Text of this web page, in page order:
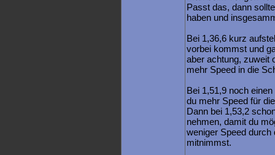
Passt das, dann
haben und
Bei 1,36,6 kurz
vorbei kommst und
aber achtung, zuweit
mehr Speed in die
Bei 1,51,9 noch
du mehr Speed für
Dann bei 1,53,2
nehmen, damit du
weniger Speed
mitnimmst.